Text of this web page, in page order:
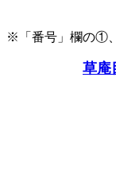
※「番号」欄の①
草庵